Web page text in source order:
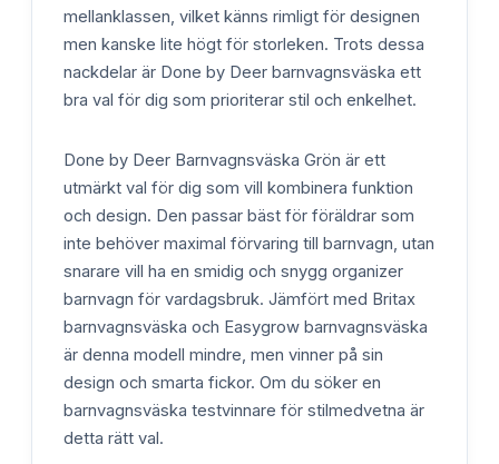
mellanklassen, vilket känns rimligt för designen
men kanske lite högt för storleken. Trots dessa
nackdelar är Done by Deer barnvagnsväska ett
bra val för dig som prioriterar stil och enkelhet.
Done by Deer Barnvagnsväska Grön är ett
utmärkt val för dig som vill kombinera funktion
och design. Den passar bäst för föräldrar som
inte behöver maximal förvaring till barnvagn, utan
snarare vill ha en smidig och snygg organizer
barnvagn för vardagsbruk. Jämfört med Britax
barnvagnsväska och Easygrow barnvagnsväska
är denna modell mindre, men vinner på sin
design och smarta fickor. Om du söker en
barnvagnsväska testvinnare för stilmedvetna är
detta rätt val.